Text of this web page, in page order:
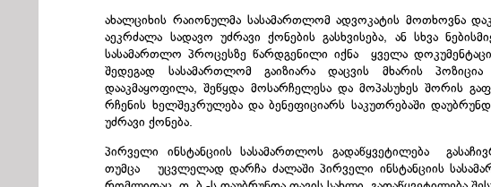
ახალციხის რაიონულმა სასამართლომ ადვოკატის მოთხოვნა
აეკრძალა სადავო უძრავი ქონების გასხვისება, ან სხვა
სასამართლო პროცესზე წარდგენილი იქნა ყველა
შედეგად სასამართლომ გაიზიარა დაცვის მხარის
დააკმაყოფილა, შეწყდა მოსარჩელესა და მოპასუხეს შორის
რჩენის ხელშეკრულება და ბენეფიციარს საკუთრებაში
უძრავი ქონება.
პირველი ინსტანციის სასამართლოს გადაწყვეტილება
თუმცა უცვლელად დარჩა ძალაში პირველი ინსტანციის